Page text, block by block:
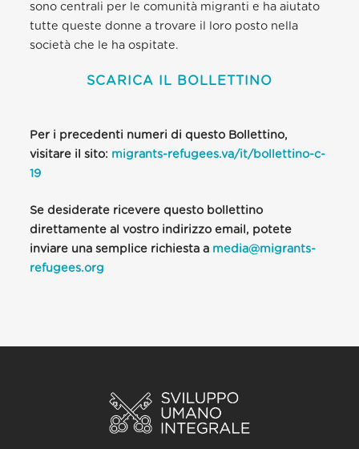
sono centrali per le comunità migranti e ha aiutato
tutte queste donne a trovare il loro posto nella
società che le ha ospitate.
SCARICA IL BOLLETTINO
Per i precedenti numeri di questo Bollettino,
visitare il sito: migrants-refugees.va/it/bollettino-c-
19
Se desiderate ricevere questo bollettino
direttamente al vostro indirizzo email, potete
inviare una semplice richiesta a media@migrants-
refugees.org